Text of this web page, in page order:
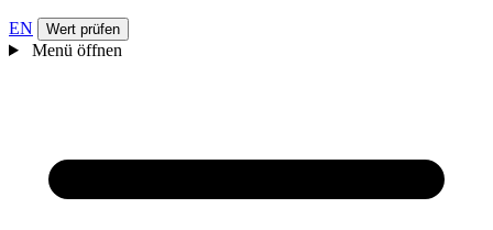
EN Wert prüfen
Menü öffnen